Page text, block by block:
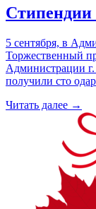
Стипендии
5 сентября, в
Торжественный
Администрации г.
получили сто
Читать далее →